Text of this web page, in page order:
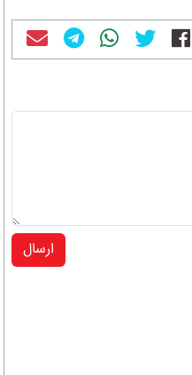
ارسال